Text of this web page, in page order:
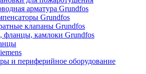
арматура Grundfos
Grundfos
клапаны Grundfos
фланцы, камлоки Grundfos
и периферийное оборудование